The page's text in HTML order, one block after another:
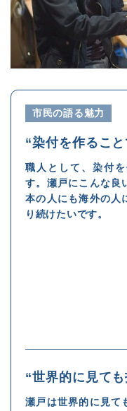
市民の語る魅力
“染付を作るこ
職人として、染付
す。瀬戸にこんな良
本の人にも海外の人
り続けたいです。
“世界的に見て
瀬戸は世界的に見て